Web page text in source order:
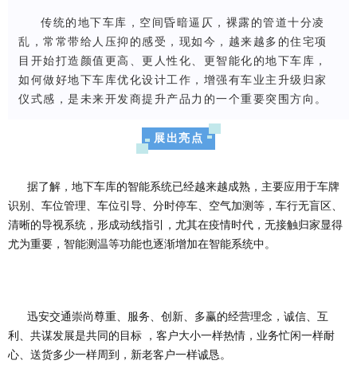
传统的地下车库，空间昏暗逼仄，裸露的管道十分凌
乱，常常带给人压抑的感受，现如今，越来越多的住宅项
目开始打造颜值更高、更人性化、更智能化的地下车库，
如何做好地下车库优化设计工作，增强有车业主升级归家
仪式感，是未来开发商提升产品力的一个重要突围方向。
展出亮点
据了解，地下车库的智能系统已经越来越成熟，主要应用于车牌
识别、车位管理、车位引导、分时停车、空气加测等，车行无盲区、
清晰的导视系统，形成动线指引，尤其在疫情时代，无接触归家显得
尤为重要，智能测温等功能也逐渐增加在智能系统中。
迅安交通崇尚尊重、服务、创新、多赢的经营理念，诚信、互
利、共谋发展是共同的目标 ，客户大小一样热情，业务忙闲一样耐
心、送货多少一样周到，新老客户一样诚恳。